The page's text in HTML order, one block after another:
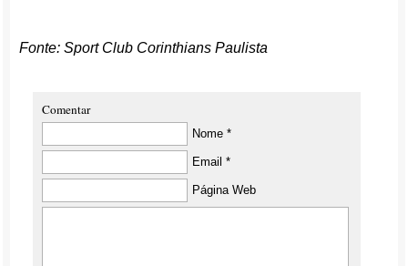
Fonte: Sport Club Corinthians Paulista
Comentar
Nome *
Email *
Página Web